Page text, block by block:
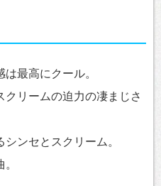
最高にクール。
リームの迫力の凄まじさ
ンセとスクリーム。